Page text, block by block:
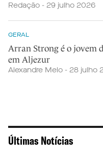
Redação - 29 julho 2026
GERAL
Arran Strong é o jovem
em Aljezur
Alexandre Melo - 28 julho
Últimas Notícias